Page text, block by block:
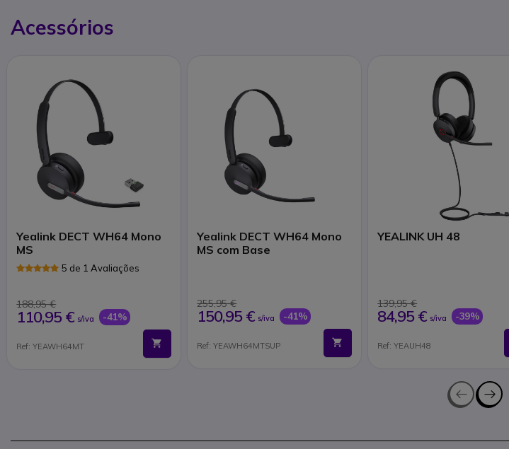
Acessórios
Yealink DECT WH64 Mono
MS
5 de 1 Avaliações
188,95 €
110,95 € s/iva -41%
Ref: YEAWH64MT
Yealink DECT WH64 Mono
MS com Base
255,95 €
150,95 € s/iva -41%
Ref: YEAWH64MTSUP
YEALINK UH 48
139,95 €
84,95 € s/iva -39%
Ref: YEAUH48